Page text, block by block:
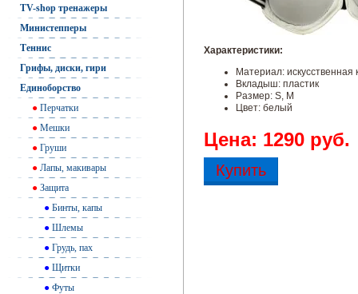
TV-shop тренажеры
Министепперы
Теннис
Грифы, диски, гири
Единоборство
● Перчатки
● Мешки
● Груши
● Лапы, макивары
● Защита
● Бинты, капы
● Шлемы
● Грудь, пах
● Щитки
● Футы
Характеристики:
Материал: искусственная
Вкладыш: пластик
Размер: S, M
Цвет: белый
Цена: 1290 руб.
Купить